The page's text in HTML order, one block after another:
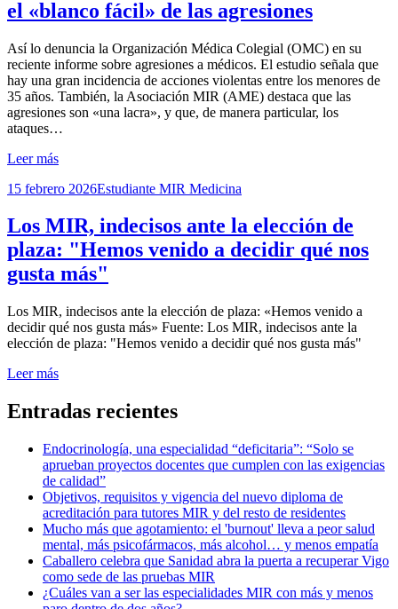
el «blanco fácil» de las agresiones
porExamen MIR
Así lo denuncia la Organización Médica Colegial (OMC) en su
reciente informe sobre agresiones a médicos. El estudio señala que
hay una gran incidencia de acciones violentas entre los menores de
35 años. También, la Asociación MIR (AME) destaca que las
agresiones son «una lacra», y que, de manera particular, los
ataques…
Leer más
Publicada
15 febrero 2026Estudiante MIR Medicina
Los MIR, indecisos ante la elección de
plaza: "Hemos venido a decidir qué nos
gusta más"
por Examen MIR
Los MIR, indecisos ante la elección de plaza: «Hemos venido a
decidir qué nos gusta más» Fuente: Los MIR, indecisos ante la
elección de plaza: "Hemos venido a decidir qué nos gusta más"
Leer más
Entradas recientes
Endocrinología, una especialidad “deficitaria”: “Solo se
aprueban proyectos docentes que cumplen con las exigencias
de calidad”
Objetivos, requisitos y vigencia del nuevo diploma de
acreditación para tutores MIR y del resto de residentes
Mucho más que agotamiento: el 'burnout' lleva a peor salud
mental, más psicofármacos, más alcohol… y menos empatía
Caballero celebra que Sanidad abra la puerta a recuperar Vigo
como sede de las pruebas MIR
¿Cuáles van a ser las especialidades MIR con más y menos